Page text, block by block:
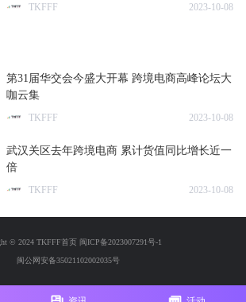
TKFFF 2023-10-08
第31届华交会今盛大开幕 跨境电商高峰论坛大
咖云集
TKFFF 2023-10-08
武汉关区去年跨境电商 累计货值同比增长近一
倍
TKFFF 2023-10-08
© 2024 TKFFF首页 闽ICP备2023007291号-1
闽公网安备35021102002035号